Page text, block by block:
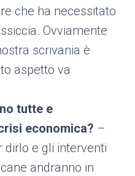
che ha necessitato
Ovviamente
scrivania è
aspetto va
tutte e
economica? –
dirlo e gli interventi
andranno in